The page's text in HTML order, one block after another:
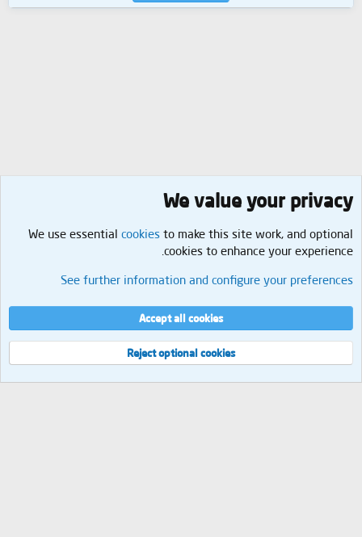
البحث
Cookies
العربية
إتصل بنا
الشروط والقوانين سياسة الخصوصية مساعدة الرئيسية
R
S
مجموع الإستعلامات 5 إجمالي الوقت
1.61MB
We value your privacy
We use essential cookies to make this site work, and optional
cookies to enhance your experience.
See further information and configure your preferences
Accept all cookies
Reject optional cookies